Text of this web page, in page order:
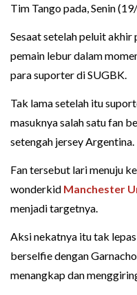
Tim Tango pada, Senin
Sesaat setelah peluit
pemain lebur dalam
para suporter di SUGBK.
Tak lama setelah itu
masuknya salah satu fan
setengah jersey Argentina.
Fan tersebut lari menuju
wonderkid Manchester
menjadi targetnya.
Aksi nekatnya itu tak
berselfie dengan
menangkap dan